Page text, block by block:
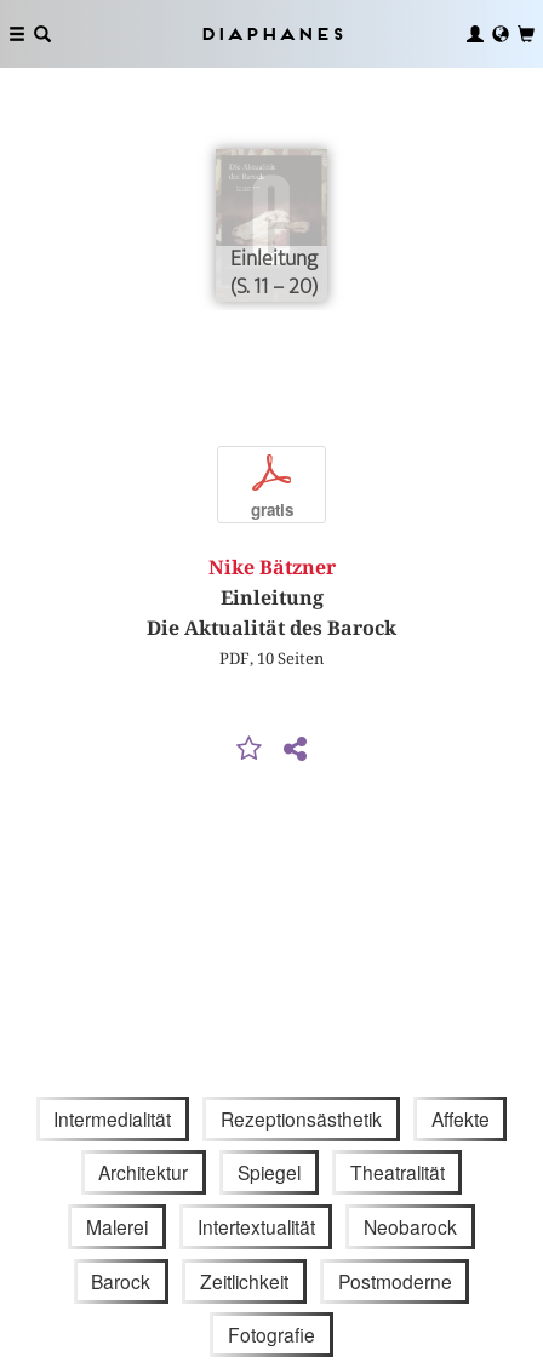
Diaphanes
Einleitung
(S. 11 – 20)
p
gratis
Nike Bätzner
Einleitung
Die Aktualität des Barock
PDF, 10 Seiten
Intermedialität Rezeptionsästhetik Affekte
Architektur Spiegel Theatralität
Malerei Intertextualität Neobarock
Barock Zeitlichkeit Postmoderne
Fotografie